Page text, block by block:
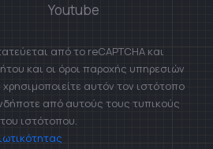
Youtube
από το reCAPTCHA και
και οι όροι παροχής υπηρεσιών
αυτόν τον ιστότοπο
από αυτούς τους τυπικούς
ιστότοπου.